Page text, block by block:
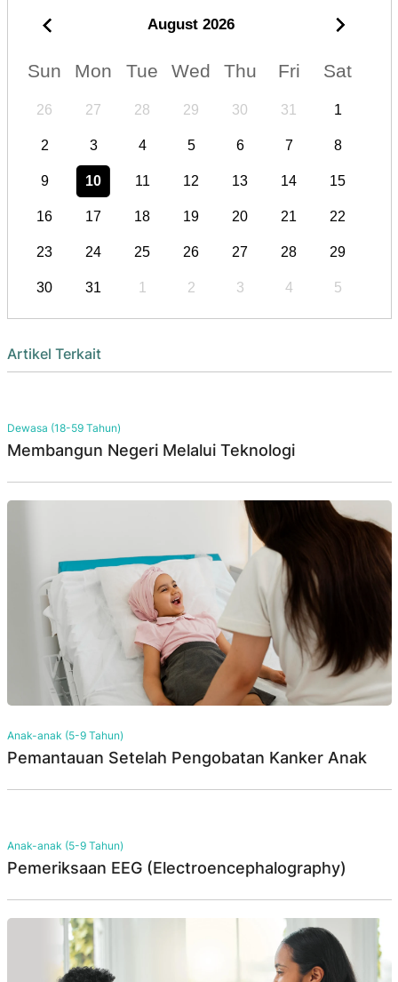
August 2026
Sun Mon Tue Wed Thu Fri Sat
26 27 28 29 30 31 1
2 3 4 5 6 7 8
9 10 11 12 13 14 15
16 17 18 19 20 21 22
23 24 25 26 27 28 29
30 31 1 2 3 4 5
Artikel Terkait
Dewasa (18-59 Tahun)
Membangun Negeri Melalui Teknologi
Anak-anak (5-9 Tahun)
Pemantauan Setelah Pengobatan Kanker Anak
Anak-anak (5-9 Tahun)
Pemeriksaan EEG (Electroencephalography)